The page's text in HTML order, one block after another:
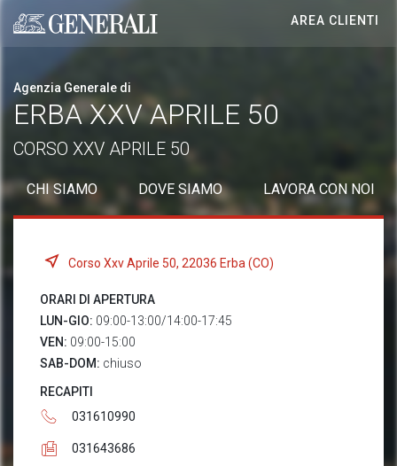
Generali logo
AREA CLIENTI
Agenzia Generale di
ERBA XXV APRILE 50
CORSO XXV APRILE 50
CHI SIAMO DOVE SIAMO LAVORA CON NOI
Corso Xxv Aprile 50, 22036 Erba (CO)
ORARI DI APERTURA
LUN-GIO: 09:00-13:00/14:00-17:45
VEN: 09:00-15:00
SAB-DOM: chiuso
RECAPITI
031610990
031643686